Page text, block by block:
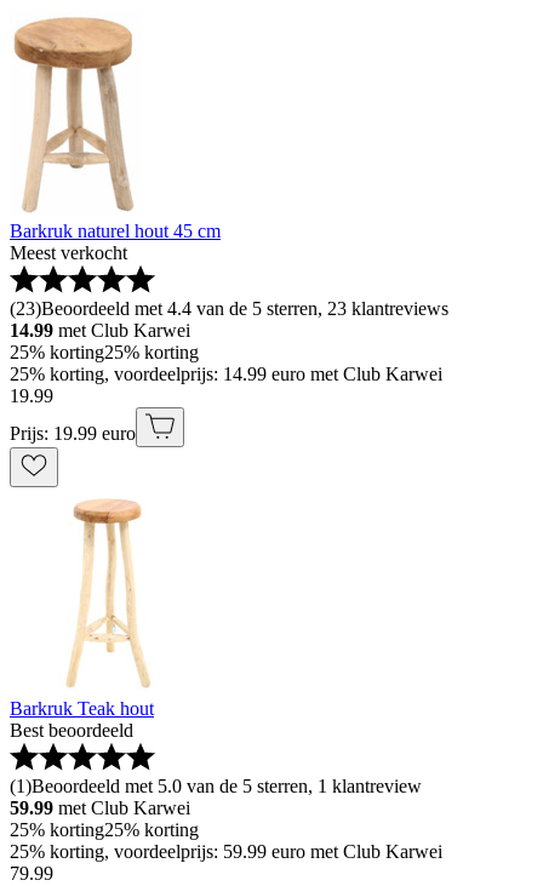
Barkruk naturel hout 45 cm
Meest verkocht
(23)Beoordeeld met 4.4 van de 5 sterren, 23 klantreviews
14.99 met Club Karwei
25% korting25% korting
25% korting, voordeelprijs: 14.99 euro met Club Karwei
19.99
Prijs: 19.99 euro
Barkruk Teak hout
Best beoordeeld
(1)Beoordeeld met 5.0 van de 5 sterren, 1 klantreview
59.99 met Club Karwei
25% korting25% korting
25% korting, voordeelprijs: 59.99 euro met Club Karwei
79.99